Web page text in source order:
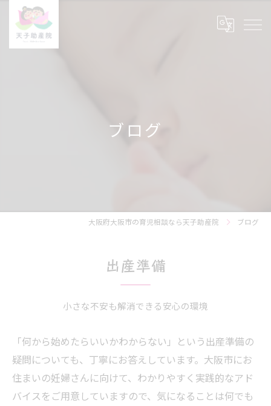
ブログ
大阪府大阪市の育児相談なら天子助産院 ブログ
出産準備
小さな不安も解消できる安心の環境
「何から始めたらいいかわからない」という出産準備の
疑問についても、丁寧にお答えしています。大阪市にお
住まいの妊婦さんに向けて、わかりやすく実践的なアド
バイスをご用意していますので、気になることは何でも